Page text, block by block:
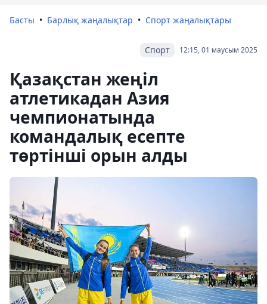
Басты Барлық жаңалықтар Спорт жаңалықтары
12:15, 01 маусым 2025
Спорт
Қазақстан жеңіл
атлетикадан Азия
чемпионатында
командалық есепте
төртінші орын алды